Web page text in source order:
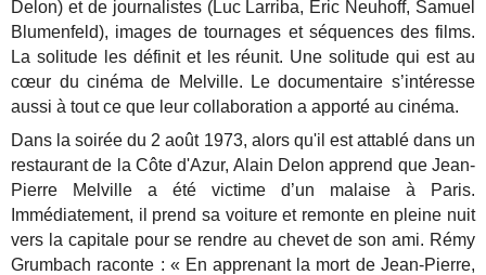
Delon) et de journalistes (Luc Larriba, Éric Neuhoff, Samuel
Blumenfeld), images de tournages et séquences des films.
La solitude les définit et les réunit. Une solitude qui est au
cœur du cinéma de Melville. Le documentaire s’intéresse
aussi à tout ce que leur collaboration a apporté au cinéma.
Dans la soirée du 2 août 1973, alors qu'il est attablé dans un
restaurant de la Côte d'Azur, Alain Delon apprend que Jean-
Pierre Melville a été victime d’un malaise à Paris.
Immédiatement, il prend sa voiture et remonte en pleine nuit
vers la capitale pour se rendre au chevet de son ami. Rémy
Grumbach raconte : « En apprenant la mort de Jean-Pierre,